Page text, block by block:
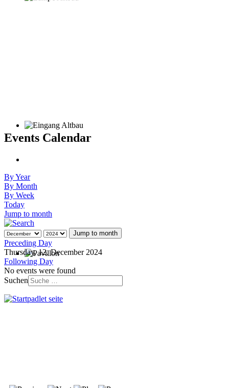
Events Calendar
By Year
By Month
By Week
Today
Jump to month
Jump to month
Preceding Day
Thursday, 12. December 2024
Following Day
No events were found
Suchen